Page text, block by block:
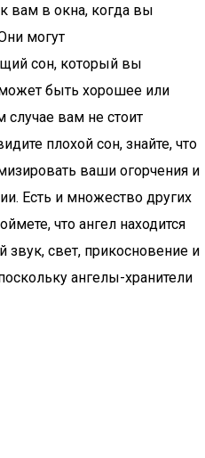
вам в окна, когда вы
могут
сон, который вы
быть хорошее или
вам не стоит
плохой сон, знайте, что
ваши огорчения и
Есть и множество других
что ангел находится
свет, прикосновение и
ангелы-хранители